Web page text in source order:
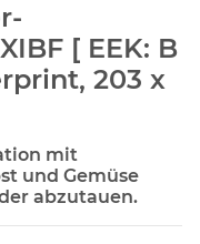
[ EEK: B
203 x
mit
und Gemüse
abzutauen.